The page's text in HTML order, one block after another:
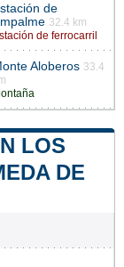
de
32.4 km
de ferrocarril
Aloberos 33.4
LOS
DE